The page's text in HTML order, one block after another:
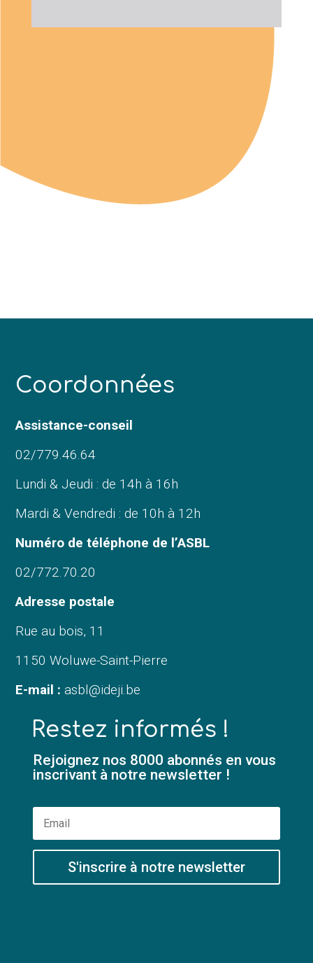
Coordonnées
Assistance-conseil
02/779.46.64
Lundi & Jeudi : de 14h à 16h
Mardi & Vendredi : de 10h à 12h
Numéro de téléphone de l’ASBL
02/772.70.20
Adresse postale
Rue au bois, 11
1150 Woluwe-Saint-Pierre
E-mail : asbl@ideji.be
Restez informés !
Rejoignez nos 8000 abonnés en vous
inscrivant à notre newsletter !
S'inscrire à notre newsletter